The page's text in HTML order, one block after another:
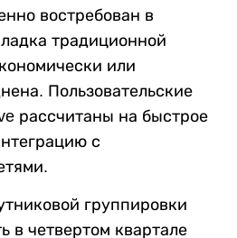
востребован в
традиционной
или
Пользовательские
рассчитаны на быстрое
с
группировки
в четвертом квартале